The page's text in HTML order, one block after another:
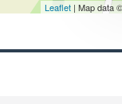
Leaflet | Map data ©